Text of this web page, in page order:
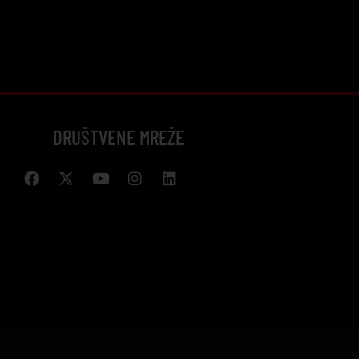
DRUŠTVENE MREŽE